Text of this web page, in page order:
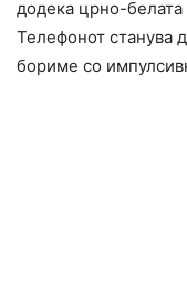
додека црно-белата
Телефонот станува
бориме со